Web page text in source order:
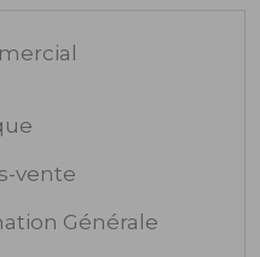
vente
Générale